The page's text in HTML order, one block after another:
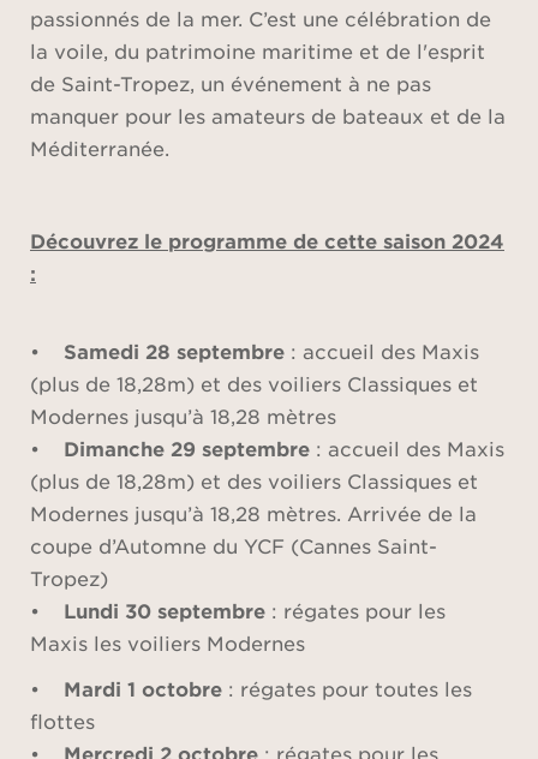
passionnés de la mer. C’est une célébration de
la voile, du patrimoine maritime et de l'esprit
de Saint-Tropez, un événement à ne pas
manquer pour les amateurs de bateaux et de la
Méditerranée.
Découvrez le programme de cette saison 2024
:
• Samedi 28 septembre : accueil des Maxis
(plus de 18,28m) et des voiliers Classiques et
Modernes jusqu’à 18,28 mètres
• Dimanche 29 septembre : accueil des Maxis
(plus de 18,28m) et des voiliers Classiques et
Modernes jusqu’à 18,28 mètres. Arrivée de la
coupe d’Automne du YCF (Cannes Saint-
Tropez)
• Lundi 30 septembre : régates pour les
Maxis les voiliers Modernes
•
Mardi 1 octobre : régates pour toutes les
flottes
• Mercredi 2 octobre : régates pour les